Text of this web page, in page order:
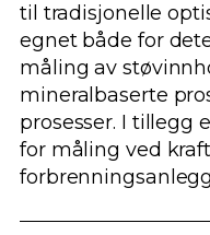
til tradisjonelle
egnet både for
måling av
mineralbaserte
prosesser. I tillegg
for måling ved